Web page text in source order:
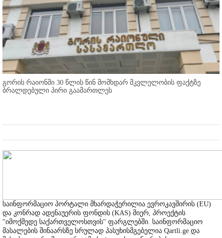
გორის რაიონში 30 წლის წინ მომხდარ მკვლელობის ფაქტზე
ბრალდებული პირი გაამართლეს
საინფორმაციო პორტალი მხარდაჭერილია ევროკავშირის (EU)
და კონრად ადენაუერის ფონდის (KAS) მიერ, პროექტის
"იმოქმედე საქართველოსთვის" ფარგლებში. საინფორმაციო
მასალების შინაარსზე სრულად პასუხისმგებელია Qartli.ge და